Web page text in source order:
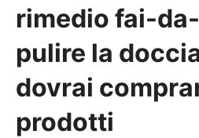
rimedio fai-
pulire la
dovrai
prodotti